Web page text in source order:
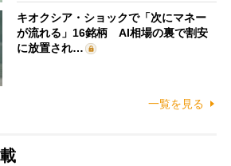
キオクシア・ショックで「次にマネー
が流れる」16銘柄 AI相場の裏で割安
に放置され…
一覧を見る